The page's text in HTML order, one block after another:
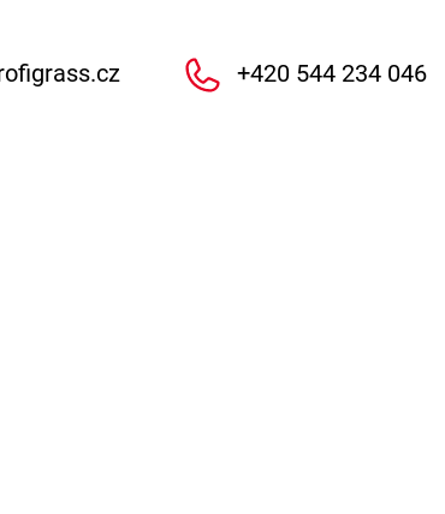
+420 544 234 046